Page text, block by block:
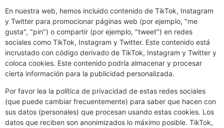
En nuestra web, hemos incluido contenido de TikTok, Instagram
y Twitter para promocionar páginas web (por ejemplo, "me
gusta", "pin") o compartir (por ejemplo, "tweet") en redes
sociales como TikTok, Instagram y Twitter. Este contenido está
incrustado con código derivado de TikTok, Instagram y Twitter y
coloca cookies. Este contenido podría almacenar y procesar
cierta información para la publicidad personalizada.
Por favor lea la política de privacidad de estas redes sociales
(que puede cambiar frecuentemente) para saber que hacen con
sus datos (personales) que procesan usando estas cookies. Los
datos que reciben son anonimizados lo máximo posible. TikTok,